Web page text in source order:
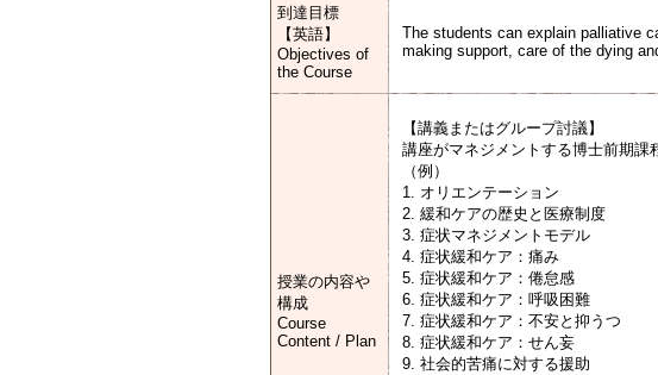
到達目標
【英語】
Objectives of
the Course
The students can explain palliative
making support, care of the dying
授業の内容や
構成
Course
Content / Plan
【講義またはグループ討議】
講座がマネジメントする博士前期課
（例）
1. オリエンテーション
2. 緩和ケアの歴史と医療制度
3. 症状マネジメントモデル
4. 症状緩和ケア：痛み
5. 症状緩和ケア：倦怠感
6. 症状緩和ケア：呼吸困難
7. 症状緩和ケア：不安と抑うつ
8. 症状緩和ケア：せん妄
9. 社会的苦痛に対する援助